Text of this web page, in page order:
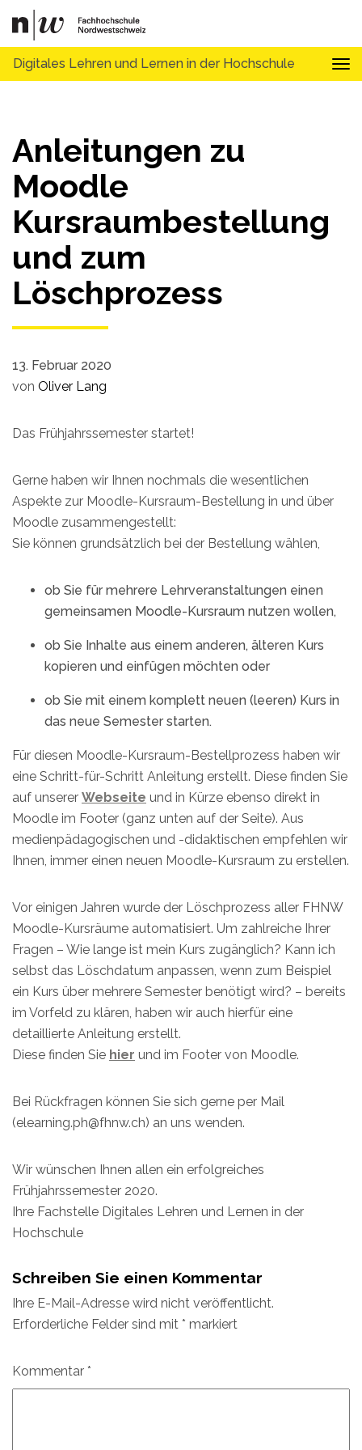
Digitales Lehren und Lernen in der Hochschule
Anleitungen zu
Moodle
Kursraumbestellung
und zum
Löschprozess
13. Februar 2020
von Oliver Lang
Das Frühjahrssemester startet!
Gerne haben wir Ihnen nochmals die wesentlichen
Aspekte zur Moodle-Kursraum-Bestellung in und über
Moodle zusammengestellt:
Sie können grundsätzlich bei der Bestellung wählen,
ob Sie für mehrere Lehrveranstaltungen einen
gemeinsamen Moodle-Kursraum nutzen wollen,
ob Sie Inhalte aus einem anderen, älteren Kurs
kopieren und einfügen möchten oder
ob Sie mit einem komplett neuen (leeren) Kurs in
das neue Semester starten.
Für diesen Moodle-Kursraum-Bestellprozess haben wir
eine Schritt-für-Schritt Anleitung erstellt. Diese finden Sie
auf unserer Webseite und in Kürze ebenso direkt in
Moodle im Footer (ganz unten auf der Seite). Aus
medienpädagogischen und -didaktischen empfehlen wir
Ihnen, immer einen neuen Moodle-Kursraum zu erstellen.
Vor einigen Jahren wurde der Löschprozess aller FHNW
Moodle-Kursräume automatisiert. Um zahlreiche Ihrer
Fragen – Wie lange ist mein Kurs zugänglich? Kann ich
selbst das Löschdatum anpassen, wenn zum Beispiel
ein Kurs über mehrere Semester benötigt wird? – bereits
im Vorfeld zu klären, haben wir auch hierfür eine
detaillierte Anleitung erstellt.
Diese finden Sie hier und im Footer von Moodle.
Bei Rückfragen können Sie sich gerne per Mail
(elearning.ph@fhnw.ch) an uns wenden.
Wir wünschen Ihnen allen ein erfolgreiches
Frühjahrssemester 2020.
Ihre Fachstelle Digitales Lehren und Lernen in der
Hochschule
Schreiben Sie einen Kommentar
Ihre E-Mail-Adresse wird nicht veröffentlicht.
Erforderliche Felder sind mit * markiert
Kommentar *